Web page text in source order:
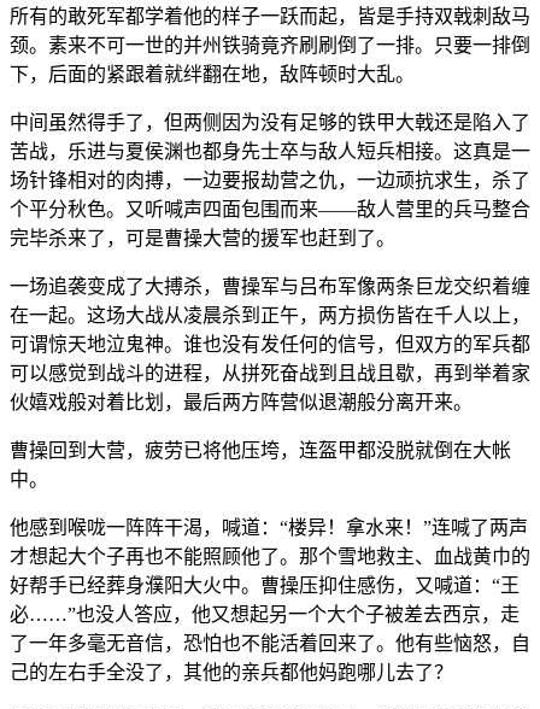
所有的敢死军都学着他的样子一跃而起，皆是手持双戟刺敌马
颈。素来不可一世的并州铁骑竟齐刷刷倒了一排。只要一排倒
下，后面的紧跟着就绊翻在地，敌阵顿时大乱。
中间虽然得手了，但两侧因为没有足够的铁甲大戟还是陷入了
苦战，乐进与夏侯渊也都身先士卒与敌人短兵相接。这真是一
场针锋相对的肉搏，一边要报劫营之仇，一边顽抗求生，杀了
个平分秋色。又听喊声四面包围而来——敌人营里的兵马整合
完毕杀来了，可是曹操大营的援军也赶到了。
一场追袭变成了大搏杀，曹操军与吕布军像两条巨龙交织着缠
在一起。这场大战从凌晨杀到正午，两方损伤皆在千人以上，
可谓惊天地泣鬼神。谁也没有发任何的信号，但双方的军兵都
可以感觉到战斗的进程，从拼死奋战到且战且歇，再到举着家
伙嬉戏般对着比划，最后两方阵营似退潮般分离开来。
曹操回到大营，疲劳已将他压垮，连盔甲都没脱就倒在大帐
中。
他感到喉咙一阵阵干渴，喊道：“楼异！拿水来！”连喊了两声
才想起大个子再也不能照顾他了。那个雪地救主、血战黄巾的
好帮手已经葬身濮阳大火中。曹操压抑住感伤，又喊道：“王
必……”也没人答应，他又想起另一个大个子被差去西京，走
了一年多毫无音信，恐怕也不能活着回来了。他有些恼怒，自
己的左右手全没了，其他的亲兵都他妈跑哪儿去了？